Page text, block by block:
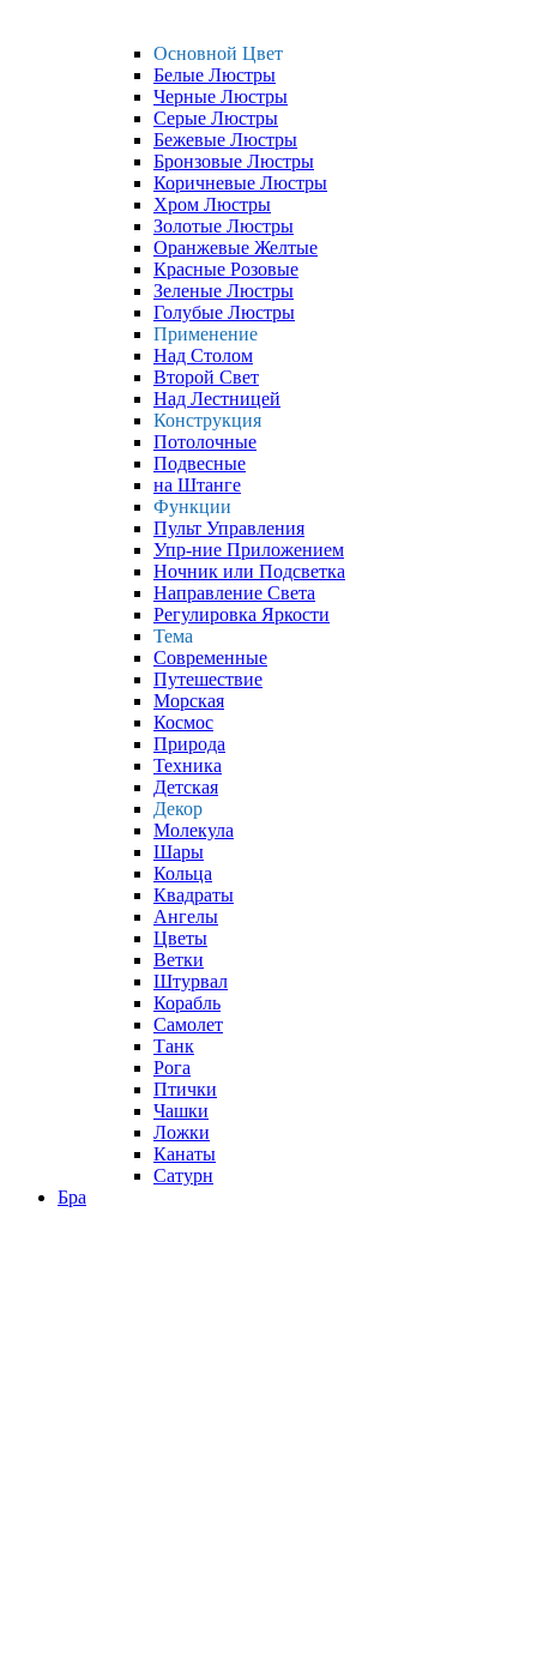
Основной Цвет
Белые Люстры
Черные Люстры
Серые Люстры
Бежевые Люстры
Бронзовые Люстры
Коричневые Люстры
Хром Люстры
Золотые Люстры
Оранжевые Желтые
Красные Розовые
Зеленые Люстры
Голубые Люстры
Применение
Над Столом
Второй Свет
Над Лестницей
Конструкция
Потолочные
Подвесные
на Штанге
Функции
Пульт Управления
Упр-ние Приложением
Ночник или Подсветка
Направление Света
Регулировка Яркости
Тема
Современные
Путешествие
Морская
Космос
Природа
Техника
Детская
Декор
Молекула
Шары
Кольца
Квадраты
Ангелы
Цветы
Ветки
Штурвал
Корабль
Самолет
Танк
Рога
Птички
Чашки
Ложки
Канаты
Сатурн
Бра